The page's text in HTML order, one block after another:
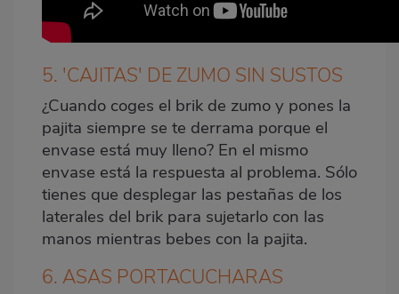
5. 'CAJITAS' DE ZUMO SIN SUSTOS
¿Cuando coges el brik de zumo y pones la
pajita siempre se te derrama porque el
envase está muy lleno? En el mismo
envase está la respuesta al problema. Sólo
tienes que desplegar las pestañas de los
laterales del brik para sujetarlo con las
manos mientras bebes con la pajita.
6. ASAS PORTACUCHARAS